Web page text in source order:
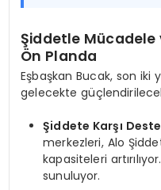
Şiddetle Mücadele
Ön Planda
Eşbaşkan Bucak, son iki
gelecekte
Şiddete Karşı
merkezleri, Alo
kapasiteleri
sunuluyor.